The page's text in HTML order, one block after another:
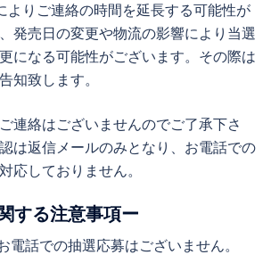
よりご連絡の時間を延長する可能性が
発売日の変更や物流の影響により当選
になる可能性がございます。その際は
知致します。
連絡はございませんのでご了承下さ
は返信メールのみとなり、お電話での
応しておりません。
する注意事項ー
電話での抽選応募はございません。